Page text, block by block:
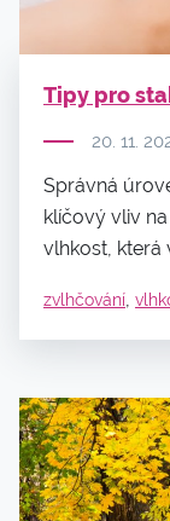
Tipy pro
20. 11.
Správná
klíčový vliv
vlhkost, která
zvlhčování,